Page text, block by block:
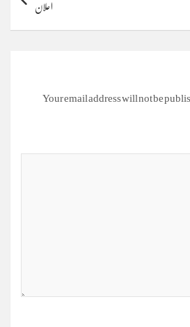
اعلان
Your email address will not be